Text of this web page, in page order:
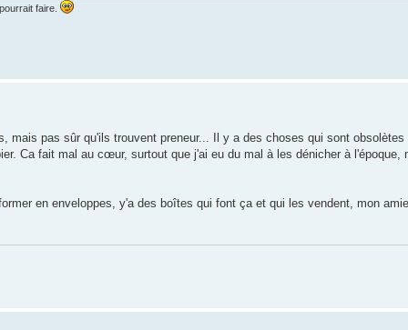
faire.
mais pas sûr qu'ils trouvent preneur... Il y a des choses qui sont obsolètes
Ca fait mal au cœur, surtout que j'ai eu du mal à les dénicher à l'époque,
en enveloppes, y'a des boîtes qui font ça et qui les vendent, mon